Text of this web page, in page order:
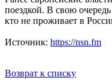
поездкой. В свою
кто не проживает в
Источник: https://nsn.fm
Возврат к списку